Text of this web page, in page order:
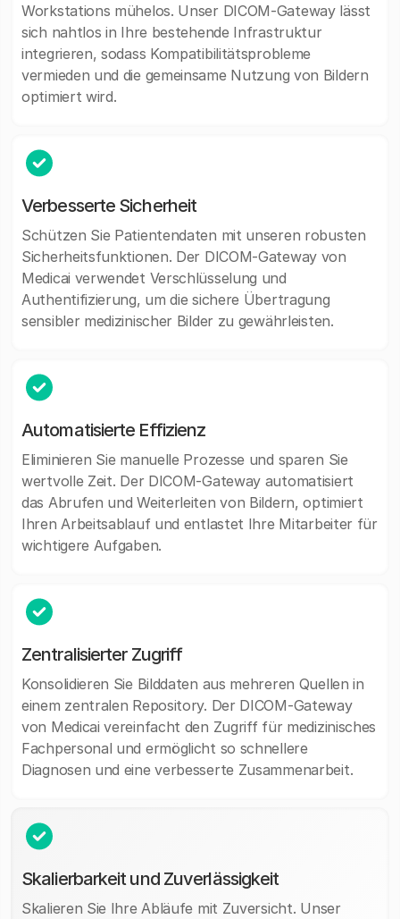
Workstations mühelos. Unser DICOM-Gateway lässt
sich nahtlos in Ihre bestehende Infrastruktur
integrieren, sodass Kompatibilitätsprobleme
vermieden und die gemeinsame Nutzung von Bildern
optimiert wird.
Verbesserte Sicherheit
Schützen Sie Patientendaten mit unseren robusten
Sicherheitsfunktionen. Der DICOM-Gateway von
Medicai verwendet Verschlüsselung und
Authentifizierung, um die sichere Übertragung
sensibler medizinischer Bilder zu gewährleisten.
Automatisierte Effizienz
Eliminieren Sie manuelle Prozesse und sparen Sie
wertvolle Zeit. Der DICOM-Gateway automatisiert
das Abrufen und Weiterleiten von Bildern, optimiert
Ihren Arbeitsablauf und entlastet Ihre Mitarbeiter für
wichtigere Aufgaben.
Zentralisierter Zugriff
Konsolidieren Sie Bilddaten aus mehreren Quellen in
einem zentralen Repository. Der DICOM-Gateway
von Medicai vereinfacht den Zugriff für medizinisches
Fachpersonal und ermöglicht so schnellere
Diagnosen und eine verbesserte Zusammenarbeit.
Skalierbarkeit und Zuverlässigkeit
Skalieren Sie Ihre Abläufe mit Zuversicht. Unser